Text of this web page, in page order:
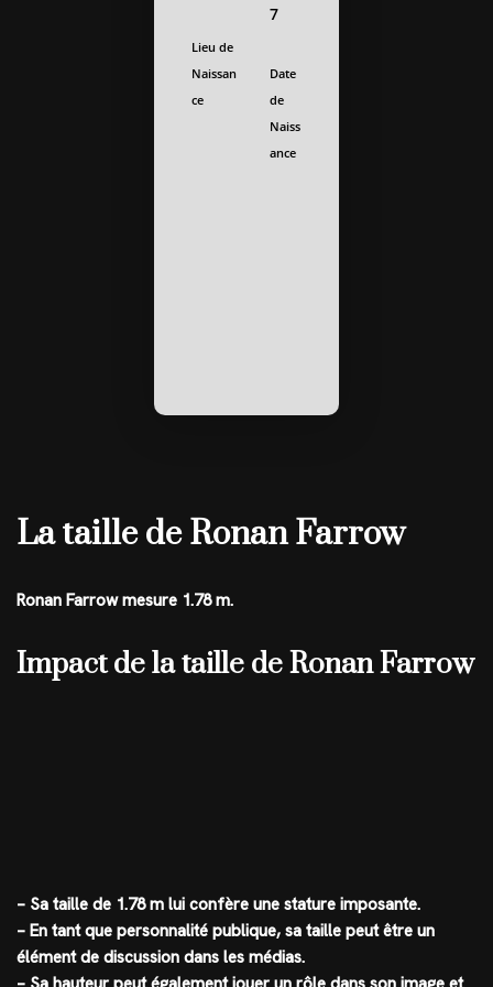
Lieu de
Naissan
ce
7
Date
de
Naiss
ance
La taille de Ronan Farrow
Ronan Farrow mesure 1.78 m.
Impact de la taille de Ronan Farrow
– Sa taille de 1.78 m lui confère une stature imposante.
– En tant que personnalité publique, sa taille peut être un
élément de discussion dans les médias.